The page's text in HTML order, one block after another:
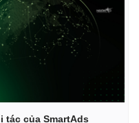
E-Magazine
Infographic
tác của SmartAds